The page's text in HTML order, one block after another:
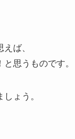
ば、
思うものです。
ょう。